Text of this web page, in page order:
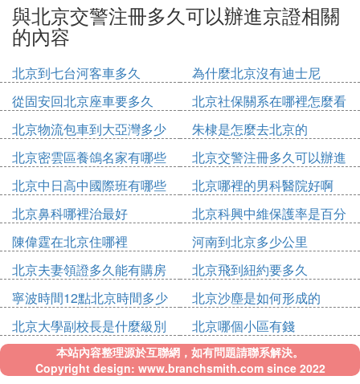
與北京交警注冊多久可以辦進京證相關
的內容
北京到七台河客車多久
為什麼北京沒有迪士尼
從固安回北京座車要多久
北京社保關系在哪裡怎麼看
北京物流包車到大亞灣多少
錢
朱棣是怎麼去北京的
北京密雲區養鴿名家有哪些
人
北京交警注冊多久可以辦進
京證
北京中日高中國際班有哪些
北京哪裡的男科醫院好啊
北京鼻科哪裡治最好
北京科興中維保護率是百分
之多少
陳偉霆在北京住哪裡
河南到北京多少公里
北京夫妻領證多久能有購房
資格
北京飛到紐約要多久
寧波時間12點北京時間多少
點
北京沙塵是如何形成的
北京大學副校長是什麼級別
北京哪個小區有錢
本站內容整理源於互聯網，如有問題請聯系解決。
Copyright design: www.branchsmith.com since 2022